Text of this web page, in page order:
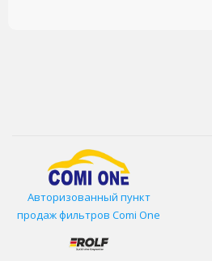
Авторизованный пункт
продаж фильтров Comi One